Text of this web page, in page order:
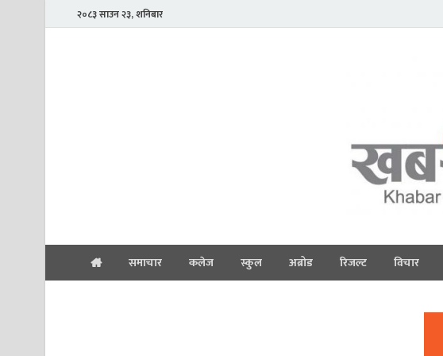
२०८३ साउन २३, शनिबार
समाचार कलेज स्कुल अब्रोड रिजल्ट विचार